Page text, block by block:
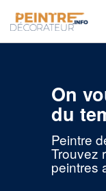
On
du
Peintre
Trouvez
peintres